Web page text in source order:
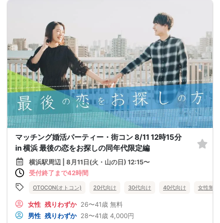
マッチング婚活パーティー・街コン 8/11 12時15分
in 横浜 最後の恋をお探しの同年代限定編
横浜駅周辺 | 8月11日(火・山の日) 12:15〜
受付終了まで42時間
OTOCON(オトコン) 20代向け 30代向け 40代向け 女性無料
女性 残りわずか 26〜41歳 無料
男性 残りわずか 28〜41歳 4,000円